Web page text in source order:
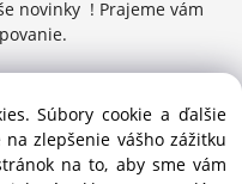
novinky ! Prajeme vám
Všetky práva vyhradené |
27 ,949 01 Nitra ,
Súbory cookie a ďalšie
zlepšenie vášho zážitku
na to, aby sme vám